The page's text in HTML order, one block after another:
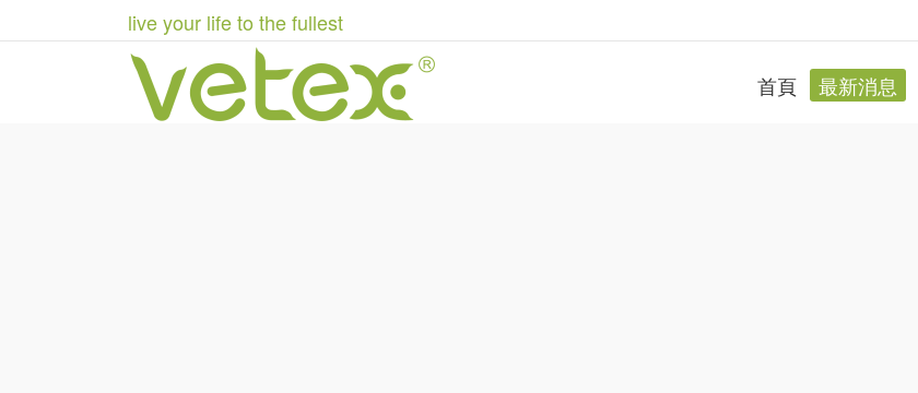
live your life to the fullest
首頁 最新消息